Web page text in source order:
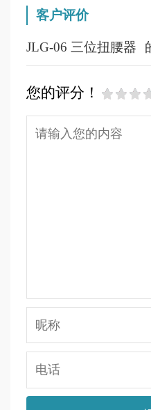
客户评价
JLG-06 三位扭腰器
您的评分！